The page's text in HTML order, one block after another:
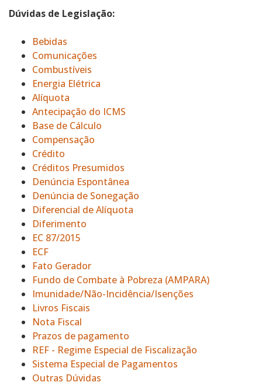
Dúvidas de Legislação:
Bebidas
Comunicações
Combustíveis
Energia Elétrica
Alíquota
Antecipação do ICMS
Base de Cálculo
Compensação
Crédito
Créditos Presumidos
Denúncia Espontânea
Denúncia de Sonegação
Diferencial de Alíquota
Diferimento
EC 87/2015
ECF
Fato Gerador
Fundo de Combate à Pobreza (AMPARA)
Imunidade/Não-Incidência/Isenções
Livros Fiscais
Nota Fiscal
Prazos de pagamento
REF - Regime Especial de Fiscalização
Sistema Especial de Pagamentos
Outras Dúvidas